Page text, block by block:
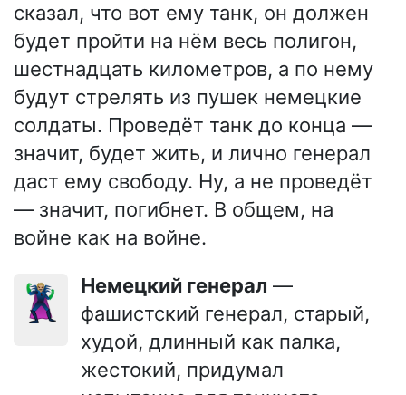
сказал, что вот ему танк, он должен
будет пройти на нём весь полигон,
шестнадцать километров, а по нему
будут стрелять из пушек немецкие
солдаты. Проведёт танк до конца —
значит, будет жить, и лично генерал
даст ему свободу. Ну, а не проведёт
— значит, погибнет. В общем, на
войне как на войне.
🦹🏼 Немецкий генерал —
фашистский генерал, старый,
худой, длинный как палка,
жестокий, придумал